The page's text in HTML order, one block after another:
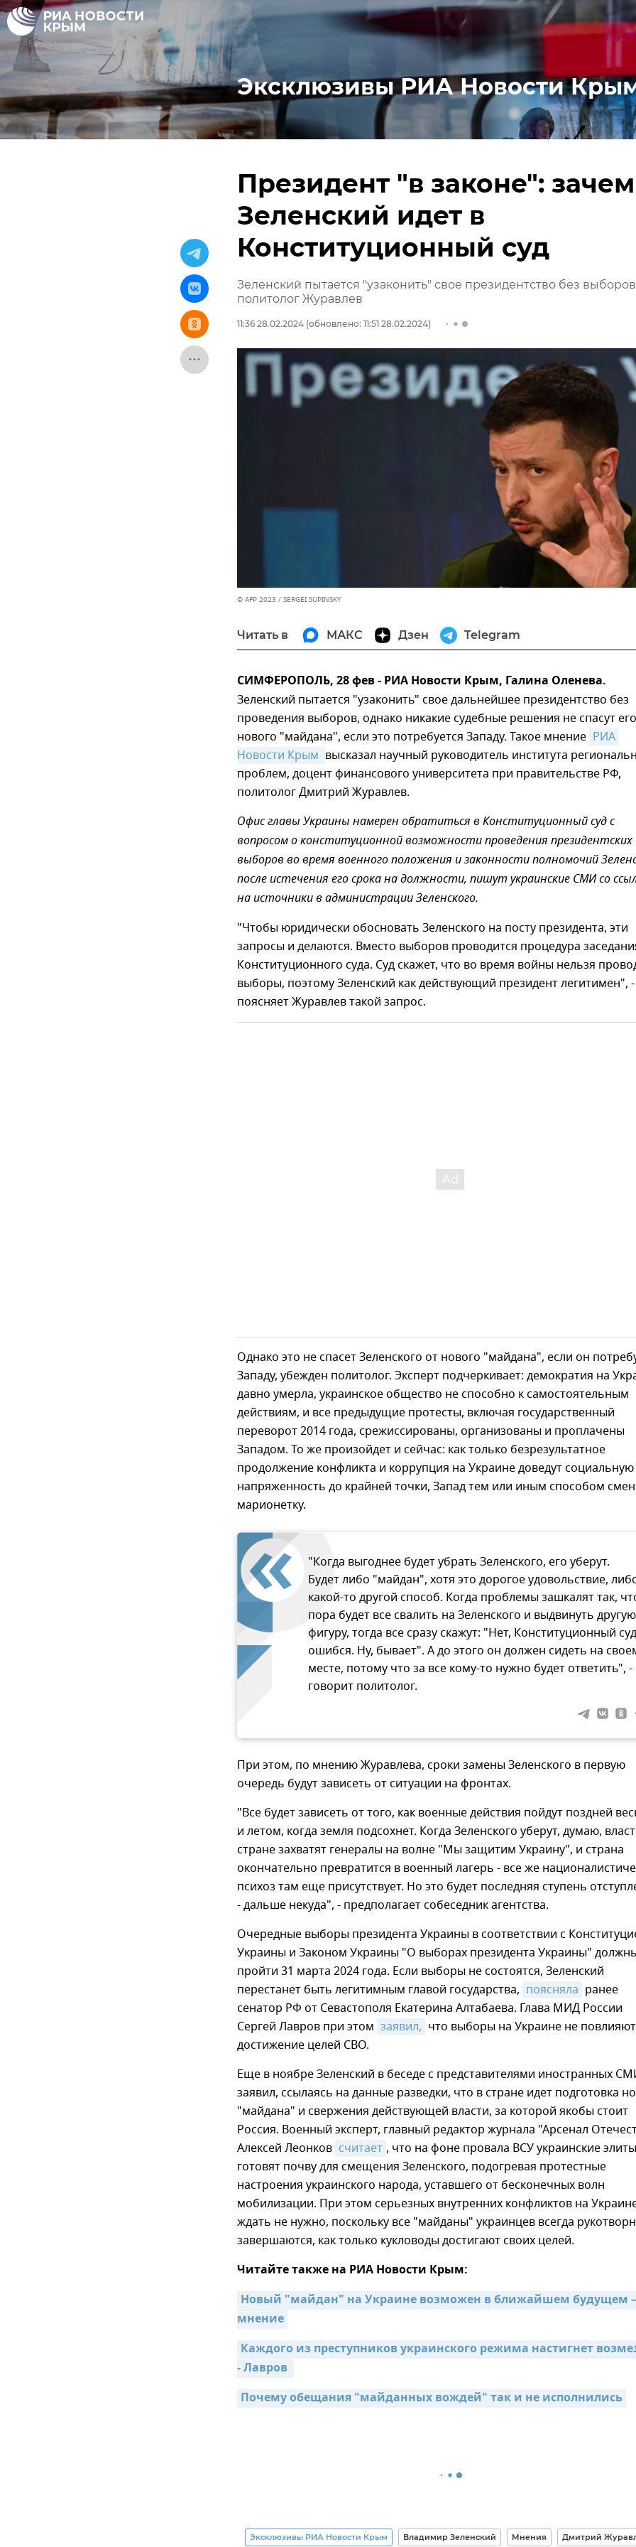
Эксклюзивы РИА Новости
Президент "в законе": зачем
Зеленский идет в
Конституционный суд
Зеленский пытается "узаконить" свое президентство без
политолог Журавлев
11:36 28.02.2024 (обновлено: 11:51 28.02.2024)
© AFP 2023 / SERGEI SUPINSKY
Читать в МАКС Дзен Telegram
СИМФЕРОПОЛЬ, 28 фев - РИА Новости Крым, Галина Оленева.
Зеленский пытается "узаконить" свое дальнейшее президентство без
проведения выборов, однако никакие судебные решения не спасут
нового "майдана", если это потребуется Западу. Такое мнение РИА
Новости Крым высказал научный руководитель института
проблем, доцент финансового университета при правительстве РФ,
политолог Дмитрий Журавлев.
Офис главы Украины намерен обратиться в Конституционный суд с
вопросом о конституционной возможности проведения президентских
выборов во время военного положения и законности полномочий
после истечения его срока на должности, пишут украинские СМИ со
на источники в администрации Зеленского.
"Чтобы юридически обосновать Зеленского на посту президента, эти
запросы и делаются. Вместо выборов проводится процедура
Конституционного суда. Суд скажет, что во время войны нельзя
выборы, поэтому Зеленский как действующий президент легитимен", -
поясняет Журавлев такой запрос.
Однако это не спасет Зеленского от нового "майдана", если он
Западу, убежден политолог. Эксперт подчеркивает: демократия на
давно умерла, украинское общество не способно к самостоятельным
действиям, и все предыдущие протесты, включая государственный
переворот 2014 года, срежиссированы, организованы и проплачены
Западом. То же произойдет и сейчас: как только безрезультатное
продолжение конфликта и коррупция на Украине доведут социальную
напряженность до крайней точки, Запад тем или иным способом
марионетку.
"Когда выгоднее будет убрать Зеленского, его уберут.
Будет либо "майдан", хотя это дорогое удовольствие,
какой-то другой способ. Когда проблемы зашкалят так,
пора будет все свалить на Зеленского и выдвинуть другую
фигуру, тогда все сразу скажут: "Нет, Конституционный суд
ошибся. Ну, бывает". А до этого он должен сидеть на
месте, потому что за все кому-то нужно будет ответить", -
говорит политолог.
При этом, по мнению Журавлева, сроки замены Зеленского в первую
очередь будут зависеть от ситуации на фронтах.
"Все будет зависеть от того, как военные действия пойдут поздней
и летом, когда земля подсохнет. Когда Зеленского уберут, думаю,
стране захватят генералы на волне "Мы защитим Украину", и страна
окончательно превратится в военный лагерь - все же
психоз там еще присутствует. Но это будет последняя ступень
- дальше некуда", - предполагает собеседник агентства.
Очередные выборы президента Украины в соответствии с
Украины и Законом Украины "О выборах президента Украины"
пройти 31 марта 2024 года. Если выборы не состоятся, Зеленский
перестанет быть легитимным главой государства, поясняла ранее
сенатор РФ от Севастополя Екатерина Алтабаева. Глава МИД России
Сергей Лавров при этом заявил, что выборы на Украине не
достижение целей СВО.
Еще в ноябре Зеленский в беседе с представителями иностранных
заявил, ссылаясь на данные разведки, что в стране идет подготовка
"майдана" и свержения действующей власти, за которой якобы стоит
Россия. Военный эксперт, главный редактор журнала "Арсенал
Алексей Леонков считает , что на фоне провала ВСУ украинские элиты
готовят почву для смещения Зеленского, подогревая протестные
настроения украинского народа, уставшего от бесконечных волн
мобилизации. При этом серьезных внутренних конфликтов на
ждать не нужно, поскольку все "майданы" украинцев всегда
завершаются, как только кукловоды достигают своих целей.
Читайте также на РИА Новости Крым:
Новый "майдан" на Украине возможен в ближайшем будущем –
мнение
Каждого из преступников украинского режима настигнет
- Лавров
Почему обещания "майданных вождей" так и не исполнились
Эксклюзивы РИА Новости Крым Владимир Зеленский Мнения Дмитрий